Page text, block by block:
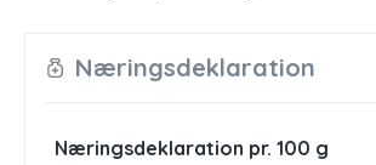
Næringsdeklaration
Næringsdeklaration pr. 100 g